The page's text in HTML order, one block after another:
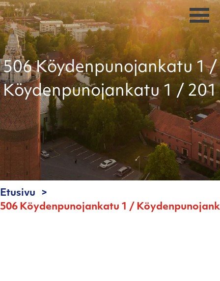
506 Köydenpunojankatu 1 /
Köydenpunojankatu 1 / 201
Etusivu
506 Köydenpunojankatu 1 /